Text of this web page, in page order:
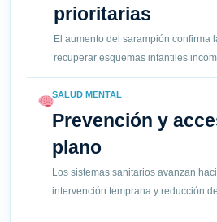
prioritarias
El aumento del sarampión confirma
recuperar esquemas infantiles
SALUD MENTAL
Prevención y
plano
Los sistemas sanitarios avanzan
intervención temprana y reducción